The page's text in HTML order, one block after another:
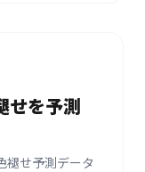
せを予測
褪せ予測データ